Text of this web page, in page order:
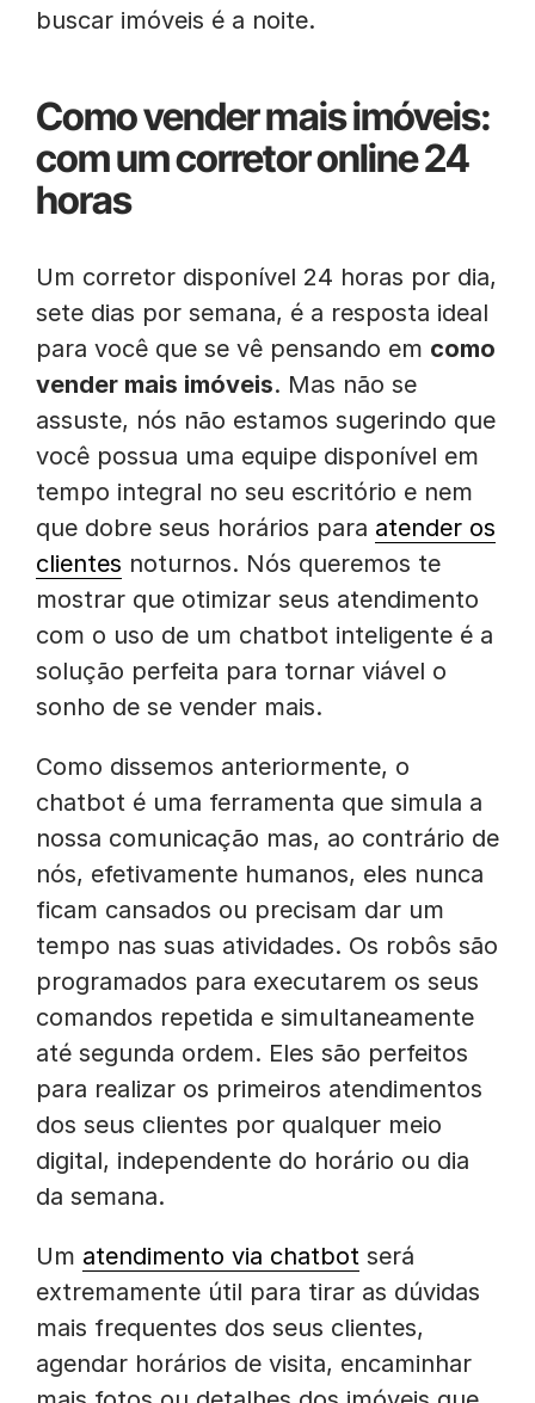
buscar imóveis é a noite.
Como vender mais imóveis:
com um corretor online 24
horas
Um corretor disponível 24 horas por dia,
sete dias por semana, é a resposta ideal
para você que se vê pensando em como
vender mais imóveis. Mas não se
assuste, nós não estamos sugerindo que
você possua uma equipe disponível em
tempo integral no seu escritório e nem
que dobre seus horários para atender os
clientes noturnos. Nós queremos te
mostrar que otimizar seus atendimento
com o uso de um chatbot inteligente é a
solução perfeita para tornar viável o
sonho de se vender mais.
Como dissemos anteriormente, o
chatbot é uma ferramenta que simula a
nossa comunicação mas, ao contrário de
nós, efetivamente humanos, eles nunca
ficam cansados ou precisam dar um
tempo nas suas atividades. Os robôs são
programados para executarem os seus
comandos repetida e simultaneamente
até segunda ordem. Eles são perfeitos
para realizar os primeiros atendimentos
dos seus clientes por qualquer meio
digital, independente do horário ou dia
da semana.
Um atendimento via chatbot será
extremamente útil para tirar as dúvidas
mais frequentes dos seus clientes,
agendar horários de visita, encaminhar